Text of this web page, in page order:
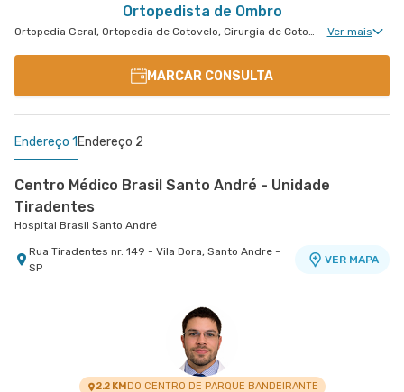
Ortopedista de Ombro
Ortopedia Geral, Ortopedia de Cotovelo, Cirurgia de Cotovelo, Cirurgia de Ombro Ver mais
MARCAR CONSULTA
Endereço 1 Endereço 2
Centro Médico Brasil Santo André - Unidade
Tiradentes
Hospital Brasil Santo André
Rua Tiradentes nr. 149 - Vila Dora, Santo Andre -
SP
VER MAPA
Rua Martim Afonso nr. 114 - Vila Bocaina, Maua -
2.2 KMDO CENTRO DE PARQUE BANDEIRANTE